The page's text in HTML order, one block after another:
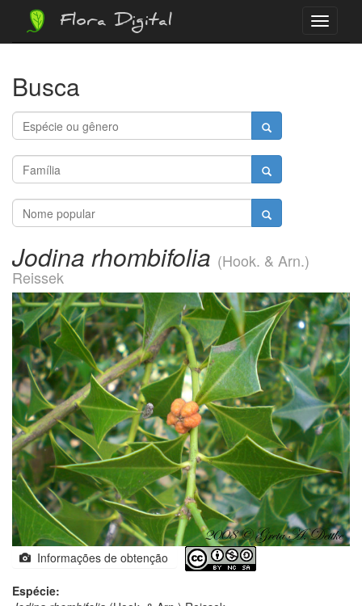
Menu
Flora Digital
Busca
Jodina rhombifolia (Hook. & Arn.)
Reissek
Informações de obtenção
Espécie: